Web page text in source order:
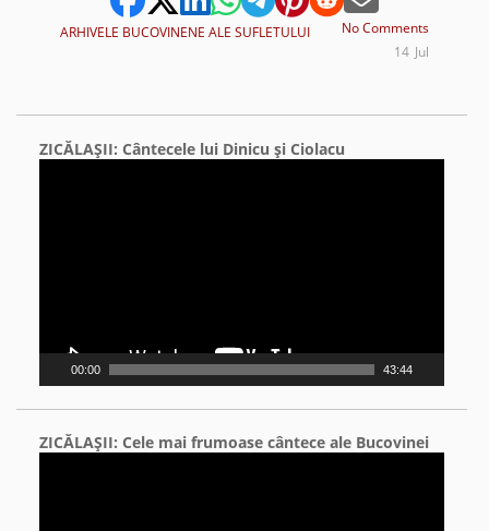
ARHIVELE BUCOVINENE ALE SUFLETULUI
No Comments
Jul
14
ZICĂLAŞII: Cântecele lui Dinicu şi Ciolacu
00:00 43:44
ZICĂLAŞII: Cele mai frumoase cântece ale Bucovinei